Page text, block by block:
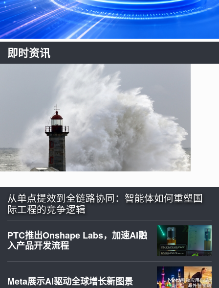
即时资讯
从单点提效到全链路协同：智能体如何重塑国
际工程的竞争逻辑
PTC推出Onshape Labs，加速AI融
入产品开发流程
Meta展示AI驱动全球增长新图景